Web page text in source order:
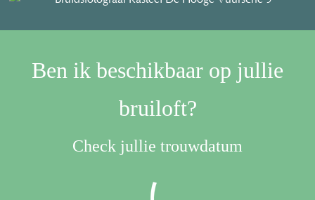
Ben ik beschikbaar op jullie
bruiloft?
Check jullie trouwdatum